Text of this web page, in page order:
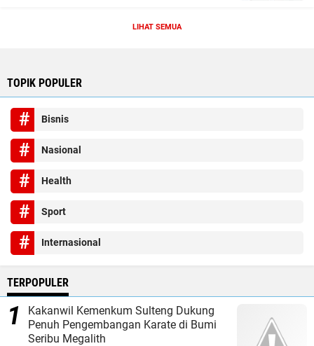
LIHAT SEMUA
TOPIK POPULER
Bisnis
Nasional
Health
Sport
Internasional
TERPOPULER
Kakanwil Kemenkum Sulteng Dukung
Penuh Pengembangan Karate di Bumi
Seribu Megalith